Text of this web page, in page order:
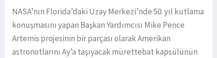
NASA’nın Florida’daki Uzay Merkezi’nde 50. yıl kutlama
konuşmasını yapan Başkan Yardımcısı Mike Pence
Artemis projesinin bir parçası olarak Amerikan
astronotlarını Ay’a taşıyacak mürettebat kapsülünün